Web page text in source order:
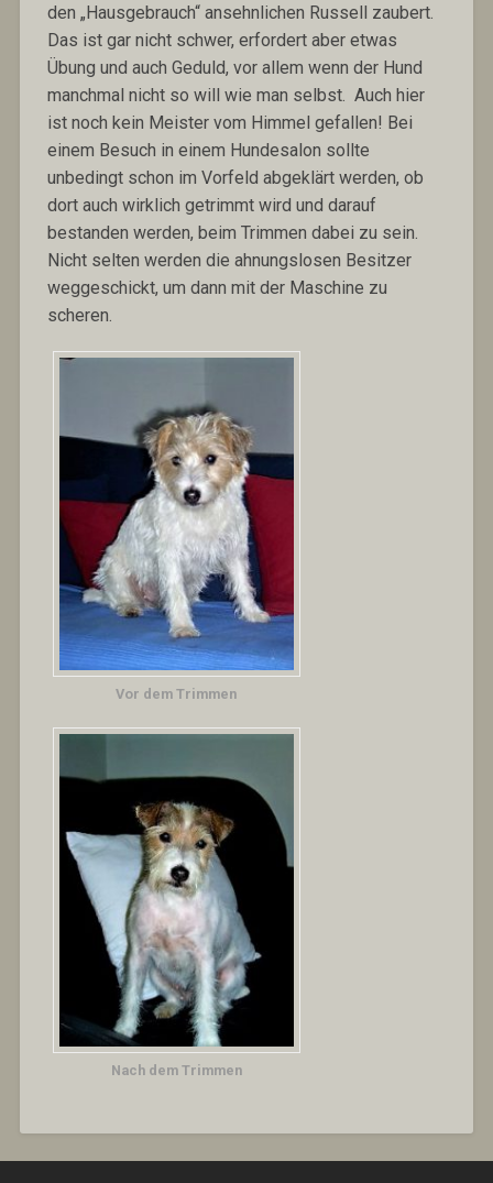
den „Hausgebrauch“ ansehnlichen Russell zaubert.
Das ist gar nicht schwer, erfordert aber etwas
Übung und auch Geduld, vor allem wenn der Hund
manchmal nicht so will wie man selbst. Auch hier
ist noch kein Meister vom Himmel gefallen! Bei
einem Besuch in einem Hundesalon sollte
unbedingt schon im Vorfeld abgeklärt werden, ob
dort auch wirklich getrimmt wird und darauf
bestanden werden, beim Trimmen dabei zu sein.
Nicht selten werden die ahnungslosen Besitzer
weggeschickt, um dann mit der Maschine zu
scheren.
Vor dem Trimmen
Nach dem Trimmen